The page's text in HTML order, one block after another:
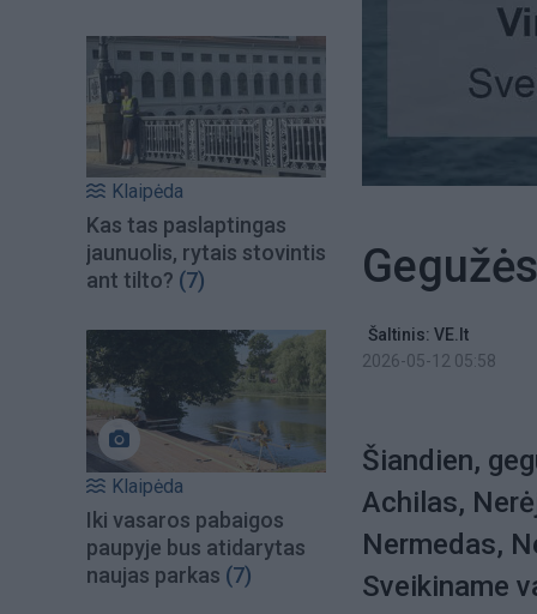
Klaipėda
Kas tas paslaptingas
jaunuolis, rytais stovintis
ant tilto? (7)
Klaipėda
Iki vasaros pabaigos
paupyje bus atidarytas
naujas parkas (7)
Šaltinis: VE.lt
2026-05-12 05:58
Šiandien,
Achilas,
Nermedas,
Sveikiname